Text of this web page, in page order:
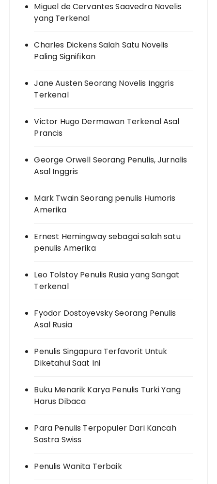
Miguel de Cervantes Saavedra Novelis
yang Terkenal
Charles Dickens Salah Satu Novelis
Paling Signifikan
Jane Austen Seorang Novelis Inggris
Terkenal
Victor Hugo Dermawan Terkenal Asal
Prancis
George Orwell Seorang Penulis, Jurnalis
Asal Inggris
Mark Twain Seorang penulis Humoris
Amerika
Ernest Hemingway sebagai salah satu
penulis Amerika
Leo Tolstoy Penulis Rusia yang Sangat
Terkenal
Fyodor Dostoyevsky Seorang Penulis
Asal Rusia
Penulis Singapura Terfavorit Untuk
Diketahui Saat Ini
Buku Menarik Karya Penulis Turki Yang
Harus Dibaca
Para Penulis Terpopuler Dari Kancah
Sastra Swiss
Penulis Wanita Terbaik